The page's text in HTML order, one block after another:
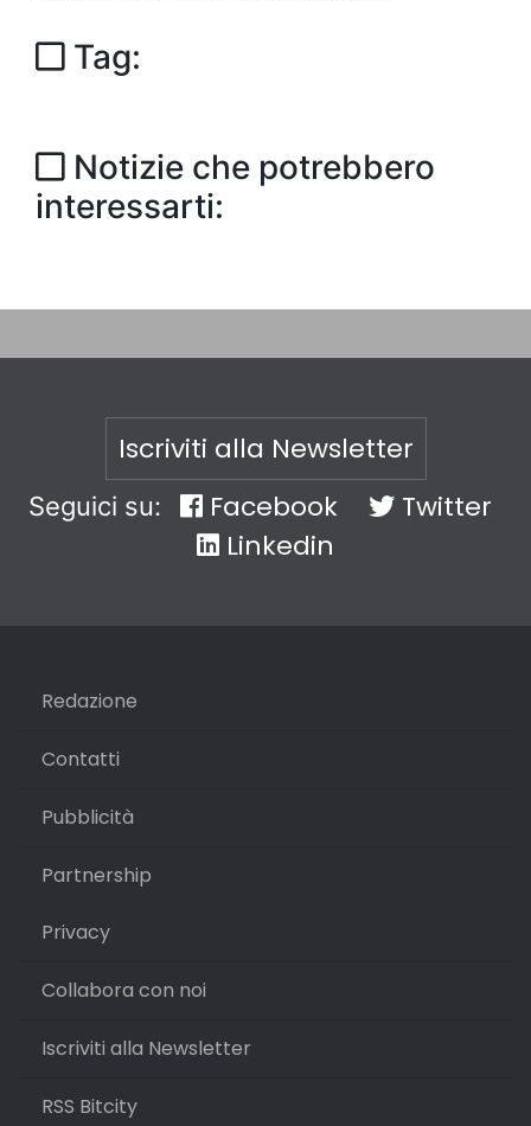
Tag:
Notizie che potrebbero
interessarti:
Iscriviti alla Newsletter
Seguici su: Facebook
Twitter
Linkedin
Redazione
Contatti
Pubblicità
Partnership
Privacy
Collabora con noi
Iscriviti alla Newsletter
RSS Bitcity